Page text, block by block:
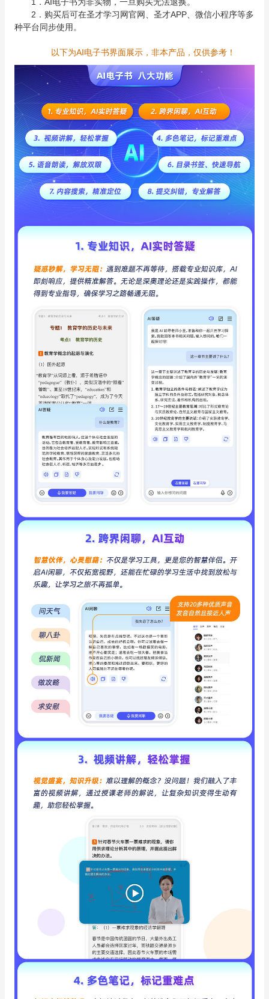
2．购买后可在圣才学习网官网、圣才APP、微信小程序等多
种平台同步使用。
以下为AI电子书界面展示，非本产品，仅供参考！